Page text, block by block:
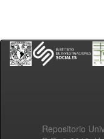
Repositorio